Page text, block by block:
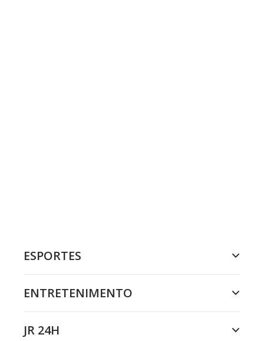
ESPORTES
ENTRETENIMENTO
JR 24H